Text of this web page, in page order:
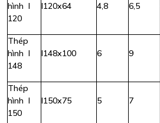
hình I
120
I120x64 4,8 6,5
Thép
hình I
148
I148x100 6 9
Thép
hình I
150
I150x75 5 7